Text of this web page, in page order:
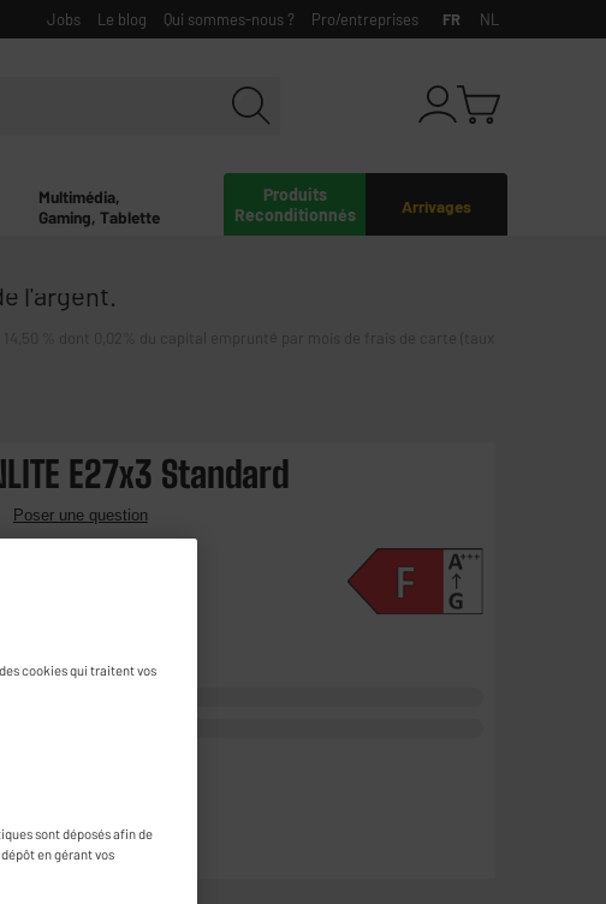
Jobs Le blog Qui sommes-nous ? Pro/entreprises FR NL
Arrivages
Produits
Reconditionnés
Multimédia,
Gaming, Tablette
l'argent.
14,50 % dont 0,02% du capital emprunté par mois de frais de carte (taux
E27x3 Standard
Poser une question
cookies qui traitent vos
sont déposés afin de
en gérant vos